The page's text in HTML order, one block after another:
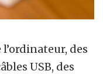
des
USB, des